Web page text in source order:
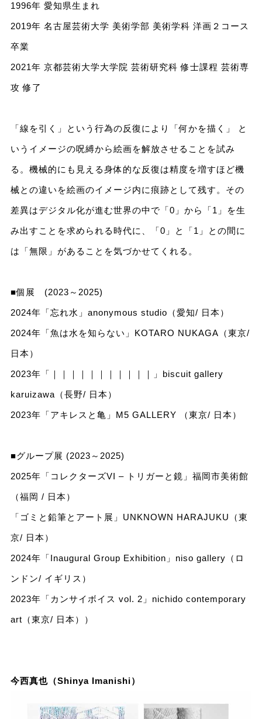
1996年 愛知県生まれ
2019年 名古屋芸術大学 美術学部 美術学科 洋画２コース
卒業
2021年 京都芸術大学大学院 芸術研究科 修士課程 芸術専
攻 修了
「線を引く」という行為の反復により「何かを描く」 と
いうイメージの呪縛から絵画を解放させることを試み
る。機械的にも見える身体的な反復は精度を増すほど機
械との違いを絵画のイメージ内に痕跡として残す。その
差異はデジタル化が進む世界の中で「0」から「1」を生
み出すことを求められる時代に、「0」と「1」との間に
は「無限」があることを気づかせてくれる。
■個展 (2023～2025)
2024年「忘れ水」anonymous studio（愛知/ ⽇本）
2024年「魚は水を知らない」KOTARO NUKAGA（東京/
⽇本）
2023年「｜｜｜｜｜｜｜｜｜｜｜」biscuit gallery
karuizawa（長野/ ⽇本）
2023年「アキレスと亀」M5 GALLERY （東京/ ⽇本）
■グループ展 (2023～2025)
2025年「コレクターズVI – トリガーと鏡」福岡市美術館
（福岡 / ⽇本）
「ゴミと鉛筆とアート展」UNKNOWN HARAJUKU（東
京/ ⽇本）
2024年「Inaugural Group Exhibition」niso gallery（ロ
ンドン/ イギリス）
2023年「カンサイボイス vol. 2」nichido contemporary
art（東京/ ⽇本））
今西真也（Shinya Imanishi）